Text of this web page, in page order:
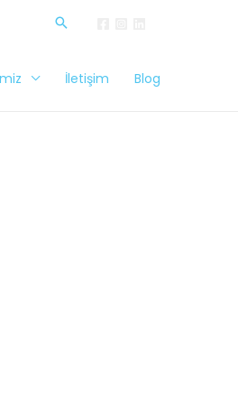
İletişim Blog